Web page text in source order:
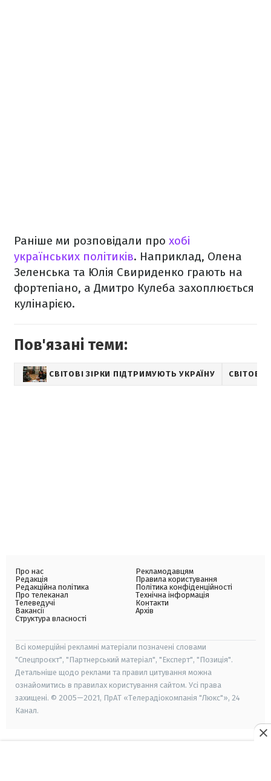
Раніше ми розповідали про хобі
українських політиків. Наприклад, Олена
Зеленська та Юлія Свириденко грають на
фортепіано, а Дмитро Кулеба захоплюється
кулінарією.
Пов'язані теми:
СВІТОВІ ЗІРКИ ПІДТРИМУЮТЬ УКРАЇНУ СВІТОВІ
Про нас
Редакція
Редакційна політика
Про телеканал
Телеведучі
Вакансії
Структура власності
Рекламодавцям
Правила користування
Політика конфіденційності
Технічна інформація
Контакти
Архів
Всі комерційні рекламні матеріали позначені словами
"Спецпроєкт", "Партнерський матеріал", "Експерт", "Позиція".
Детальніше щодо реклами та правил цитування можна
ознайомитись в правилах користування сайтом. Усі права
захищені. © 2005—2021, ПрАТ «Телерадіокомпанія "Люкс"», 24
Канал.